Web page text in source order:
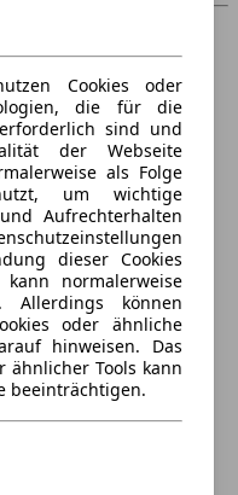
Cookies oder
die für die
sind und
der Webseite
als Folge
um wichtige
Aufrechterhalten
dieser Cookies
normalerweise
Allerdings können
oder ähnliche
hinweisen. Das
ähnlicher Tools kann
beeinträchtigen.